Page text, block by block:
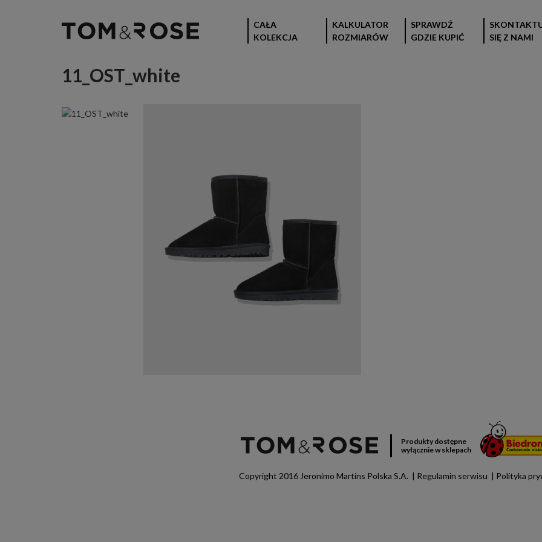
CAŁA
KOLEKCJA
KALKULATOR
ROZMIARÓW
SPRAWDŹ
GDZIE KUPIĆ
SIĘ Z NAMI
11_OST_white
Produkty dostępne
wyłącznie w sklepach
Copyright 2016 Jeronimo Martins Polska S.A. Regulamin serwisu Polityka